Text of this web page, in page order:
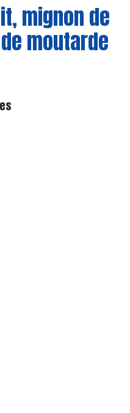
mignon de
moutarde